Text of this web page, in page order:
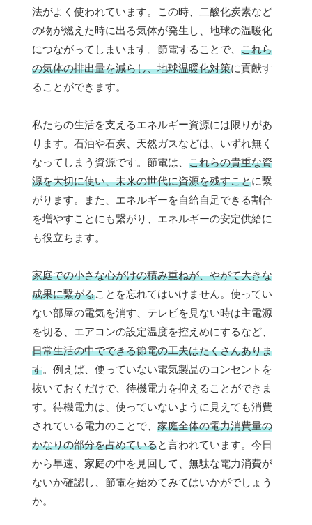
法がよく使われています。この時、二酸化炭素など
の物が燃えた時に出る気体が発生し、地球の温暖化
につながってしまいます。節電することで、 これら
の気体の排出量を減らし、地球温暖化対策に貢献す
ることができます。
私たちの生活を支えるエネルギー資源には限りがあ
ります。石油や石炭、天然ガスなどは、いずれ無く
なってしまう資源です。節電は、 これらの貴重な資
源を大切に使い、未来の世代に資源を残すことに繋
がります。また、エネルギーを自給自足できる割合
を増やすことにも繋がり、エネルギーの安定供給に
も役立ちます。
家庭での小さな心がけの積み重ねが、やがて大きな
成果に繋がることを忘れてはいけません。使ってい
ない部屋の電気を消す、テレビを見ない時は主電源
を切る、エアコンの設定温度を控えめにするなど、
日常生活の中でできる節電の工夫はたくさんありま
す。例えば、使っていない電気製品のコンセントを
抜いておくだけで、待機電力を抑えることができま
す。待機電力は、使っていないように見えても消費
されている電力のことで、 家庭全体の電力消費量の
かなりの部分を占めていると言われています。今日
から早速、家庭の中を見回して、無駄な電力消費が
ないか確認し、節電を始めてみてはいかがでしょう
か。